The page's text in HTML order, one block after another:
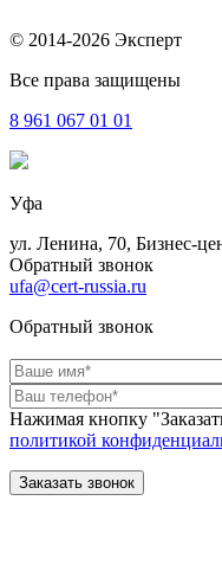
© 2014-2026 Эксперт
Все права защищены
8 961 067 01 01
Уфа
ул. Ленина, 70, Бизнес-
Обратный звонок
ufa@cert-russia.ru
Обратный звонок
Нажимая кнопку
политикой